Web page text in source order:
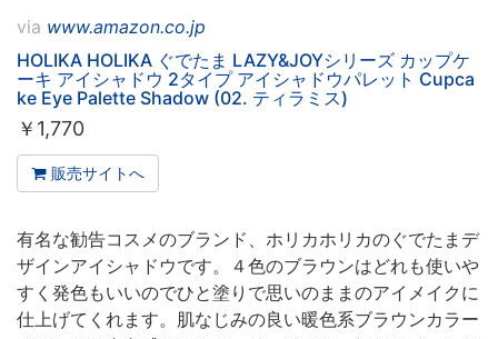
via www.amazon.co.jp
HOLIKA HOLIKA ぐでたま LAZY&JOYシリーズ カップケ
ーキ アイシャドウ 2タイプ アイシャドウパレット Cupca
ke Eye Palette Shadow (02. ティラミス)
￥ 1,770
販売サイトへ
有名な勧告コスメのブランド、ホリカホリカのぐでたまデ
ザインアイシャドウです。４色のブラウンはどれも使いや
すく発色もいいのでひと塗りで思いのままのアイメイクに
仕上げてくれます。肌なじみの良い暖色系ブラウンカラー